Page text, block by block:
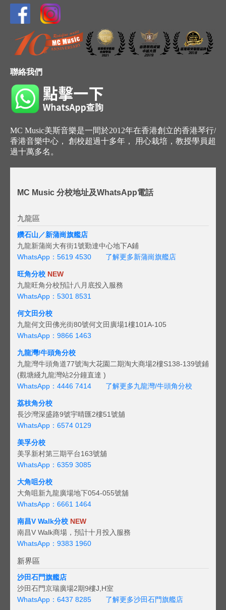
聯絡我們
MC Music美斯音樂是一間於2012年在香港創立的香港琴行/
香港音樂中心， 創校超過十多年， 用心栽培，教授學員超
過十萬多名。
MC Music 分校地址及WhatsApp電話
九龍區
鑽石山／新蒲崗旗艦店
九龍新蒲崗大有街1號勤達中心地下A鋪
WhatsApp：5619 4530
了解更多新蒲崗旗艦店
旺角分校 NEW
九龍旺角分校預計八月底投入服務
WhatsApp：5301 8531
何文田分校
九龍何文田佛光街80號何文田廣場1樓101A-105
WhatsApp：9866 1463
九龍灣/牛頭角分校
九龍灣牛頭角道77號淘大花園二期淘大商場2樓S138-139號鋪
(觀塘綫九龍灣站2分鐘直達 )
WhatsApp：4446 7414
了解更多九龍灣/牛頭角分校
荔枝角分校
長沙灣深盛路9號宇晴匯2樓51號舖
WhatsApp：6574 0129
美孚分校
美孚新村第三期平台163號舖
WhatsApp：6359 3085
大角咀分校
大角咀新九龍廣場地下054-055號舖
WhatsApp：6661 1464
南昌V Walk分校 NEW
南昌V Walk商場，預計十月投入服務
WhatsApp：9383 1960
新界區
沙田石門旗艦店
沙田石門京瑞廣場2期9樓J,H室
WhatsApp：6437 8285
了解更多沙田石門旗艦店